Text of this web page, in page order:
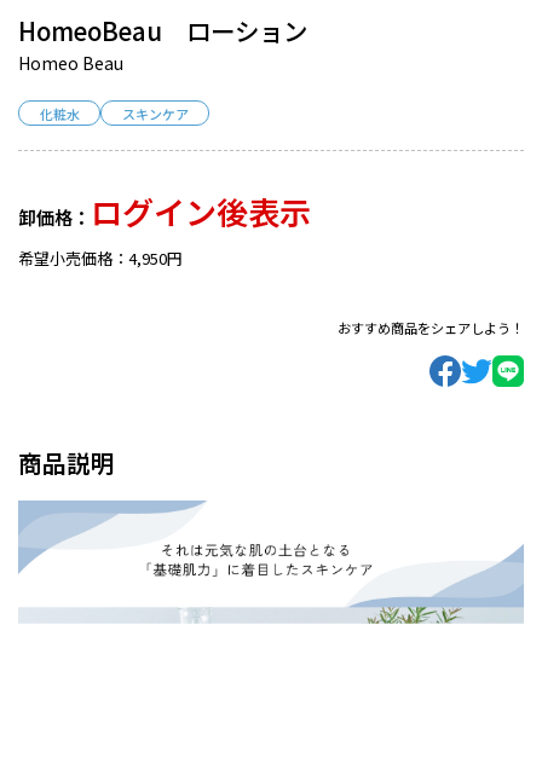
HomeoBeau ローション
Homeo Beau
化粧水 スキンケア
卸価格： ログイン後表示
希望小売価格：4,950円
おすすめ商品をシェアしよう！
商品説明